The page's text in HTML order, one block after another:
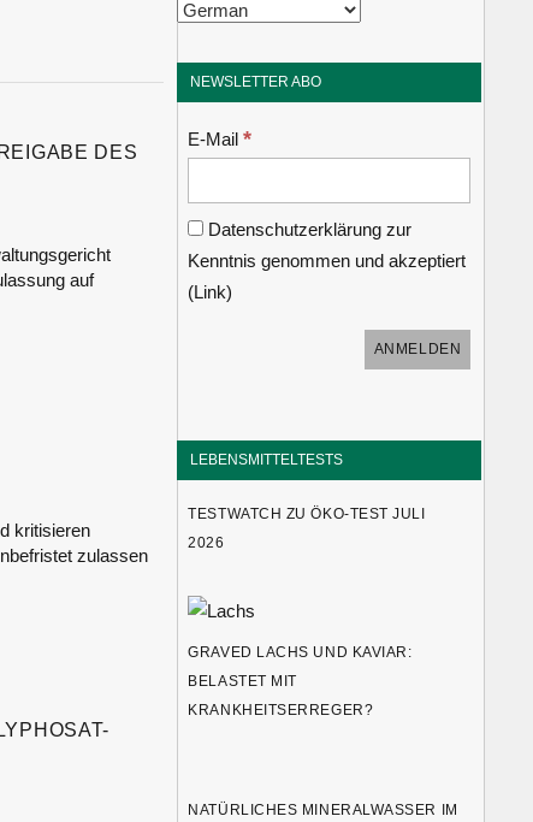
DES
auf
kritisieren
zulassen
NEWSLETTER ABO
E-Mail*
Datenschutzerklärung zur
Kenntnis genommen und akzeptiert
(Link)
LEBENSMITTELTESTS
TESTWATCH ZU ÖKO-TEST JULI
2026
GRAVED LACHS UND KAVIAR:
BELASTET MIT
KRANKHEITSERREGER?
NATÜRLICHES MINERALWASSER IM